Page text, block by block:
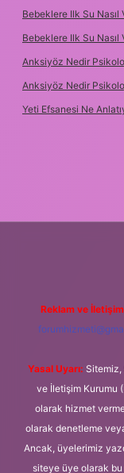
Bebeklere Ilk Su Nasıl
Bebeklere Ilk Su Nasıl
Anksiyöz Nedir
Anksiyöz Nedir
Yeti Efsanesi Ne
Reklam ve
Yasal Uyarı: Sitemiz,
ve İletişim Kurumu
olarak hizmet
olarak denetleme
Ancak, üyelerimiz
siteye üye olarak bu